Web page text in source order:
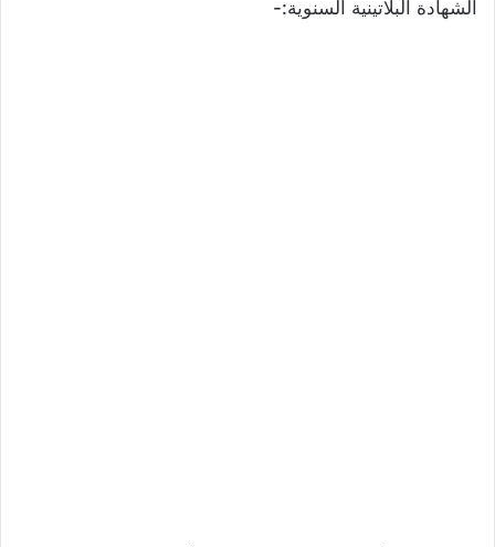
الشهادة البلاتينية السنوية:-